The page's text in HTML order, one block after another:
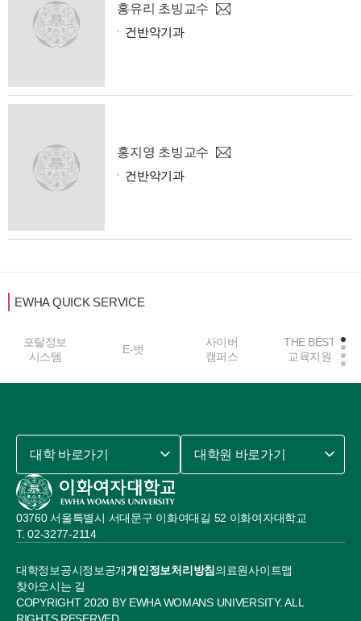
홍유리 초빙교수
건반악기과
홍지영 초빙교수
건반악기과
EWHA QUICK SERVICE
E-벗
사이버
캠퍼스
THE BEST
교육지원
중앙도서관
대학정보공시정보공개개인정보처리방침의료원사이트맵
찾아오시는 길
03760 서울특별시 서대문구 이화여대길 52 이화여자대학교
02-3277-2114
대학 바로가기 대학원 바로가기
COPYRIGHT 2020 BY EWHA WOMANS UNIVERSITY. ALL
RIGHTS RESERVED.